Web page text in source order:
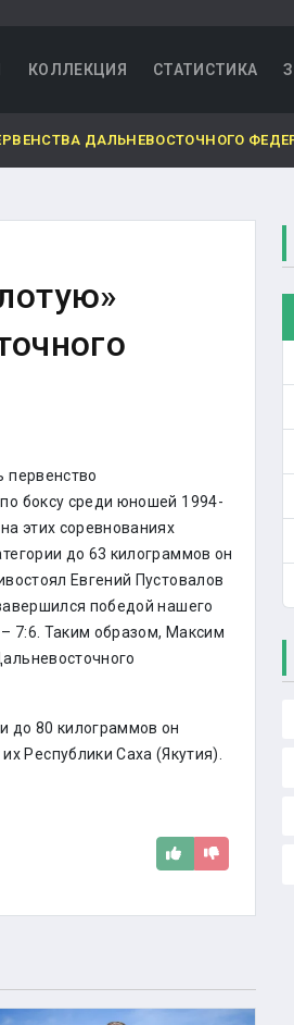
КОЛЛЕКЦИЯ СТАТИСТИКА
ДАЛЬНЕВОСТОЧНОГО
первенство
боксу среди юношей 1994-
этих соревнованиях
до 63 килограммов он
Евгений Пустовалов
победой нашего
7:6. Таким образом, Максим
до 80 килограммов он
Республики Саха (Якутия).